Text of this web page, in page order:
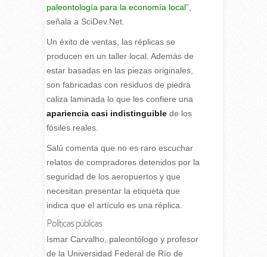
paleontología para la economía local”,
señala a SciDev.Net.
Un éxito de ventas, las réplicas se
producen en un taller local. Además de
estar basadas en las piezas originales,
son fabricadas con residuos de piedra
caliza laminada lo que les confiere una
apariencia casi indistinguiblede los
fósiles reales.
Salú comenta que no es raro escuchar
relatos de compradores detenidos por la
seguridad de los aeropuertos y que
necesitan presentar la etiqueta que
indica que el artículo es una réplica.
Políticas públicas
Ismar Carvalho, paleontólogo y profesor
de la Universidad Federal de Río de